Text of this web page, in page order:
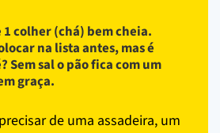
1 colher (chá) bem cheia.
na lista antes, mas é
Sem sal o pão fica com um
graça.
de uma assadeira, um